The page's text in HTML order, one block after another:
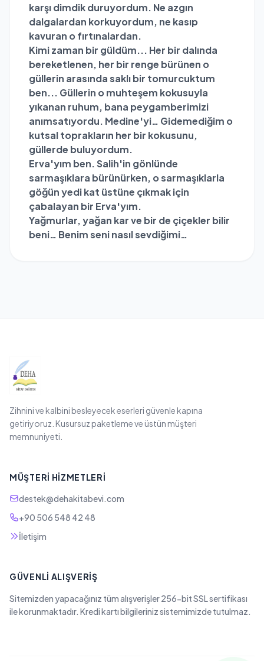
karşı dimdik duruyordum. Ne azgın
dalgalardan korkuyordum, ne kasıp
kavuran o fırtınalardan.
Kimi zaman bir güldüm... Her bir dalında
bereketlenen, her bir renge bürünen o
güllerin arasında saklı bir tomurcuktum
ben... Güllerin o muhteşem kokusuyla
yıkanan ruhum, bana peygamberimizi
anımsatıyordu. Medine'yi… Gidemediğim o
kutsal toprakların her bir kokusunu,
güllerde buluyordum.
Erva'yım ben. Salih'in gönlünde
sarmaşıklara bürünürken, o sarmaşıklarla
göğün yedi kat üstüne çıkmak için
çabalayan bir Erva'yım.
Yağmurlar, yağan kar ve bir de çiçekler bilir
beni… Benim seni nasıl sevdiğimi…
Zihnini ve kalbini besleyecek eserleri güvenle kapına
getiriyoruz. Kusursuz paketleme ve üstün müşteri
memnuniyeti.
MÜŞTERI HIZMETLERI
destek@dehakitabevi.com
+90 506 548 42 48
İletişim
GÜVENLI ALIŞVERIŞ
Sitemizden yapacağınız tüm alışverişler 256-bit SSL sertifikası
ile korunmaktadır. Kredi kartı bilgileriniz sistemimizde tutulmaz.